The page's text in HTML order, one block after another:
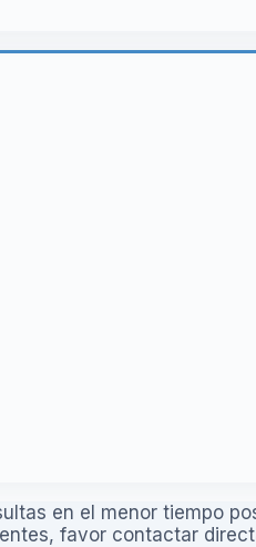
en el menor tiempo
favor contactar